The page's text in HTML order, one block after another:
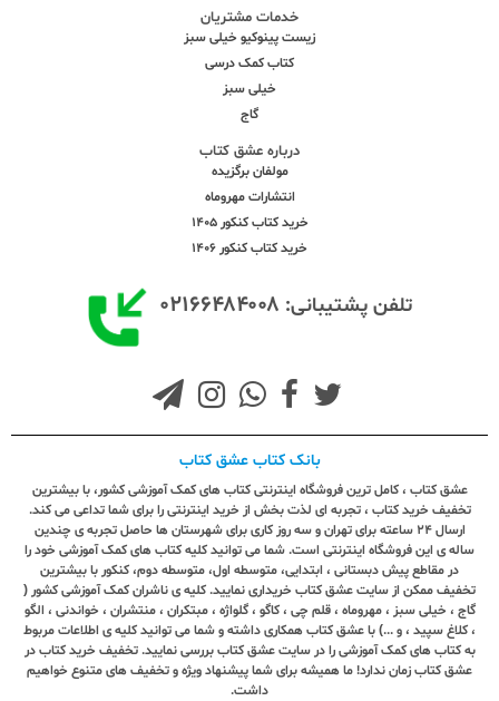
خدمات مشتریان
زیست پینوکیو خیلی سبز
کتاب کمک درسی
خیلی سبز
گاج
درباره عشق کتاب
مولفان برگزیده
انتشارات مهروماه
خرید کتاب کنکور 1405
خرید کتاب کنکور 1406
تلفن پشتیبانی: ۰۲۱۶۶۴۸۴۰۰۸
بانک کتاب عشق کتاب
عشق کتاب ، کامل ترین فروشگاه اینترنتی کتاب های کمک آموزشی کشور، با بیشترین
تخفیف خرید کتاب ، تجربه ای لذت بخش از خرید اینترنتی را برای شما تداعی می کند.
ارسال ٢٤ ساعته برای تهران و سه روز کاری برای شهرستان ها حاصل تجربه ی چندین
ساله ی این فروشگاه اینترنتی است. شما می توانید کلیه کتاب های کمک آموزشی خود را
در مقاطع پیش دبستانی ، ابتدایی، متوسطه اول، متوسطه دوم، کنکور با بیشترین
تخفیف ممکن از سایت عشق کتاب خریداری نمایید. کلیه ی ناشران کمک آموزشی کشور (
گاج ، خیلی سبز ، مهروماه ، قلم چی ، کاگو ، گلواژه ، مبتکران ، منتشران ، خواندنی ، الگو
، کلاغ سپید ، و ...) با عشق کتاب همکاری داشته و شما می توانید کلیه ی اطلاعات مربوط
به کتاب های کمک آموزشی را در سایت عشق کتاب بررسی نمایید. تخفیف خرید کتاب در
عشق کتاب زمان ندارد! ما همیشه برای شما پیشنهاد ویژه و تخفیف های متنوع خواهیم
داشت.